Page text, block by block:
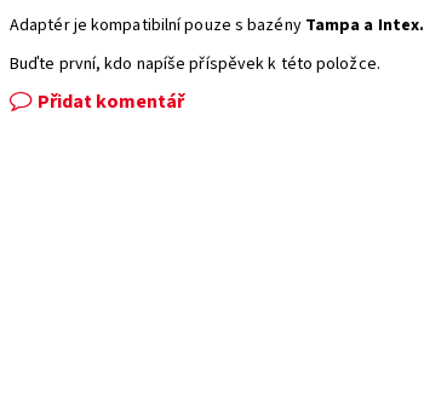
Adaptér je kompatibilní pouze s bazény Tampa a Intex.
Buďte první, kdo napíše příspěvek k této položce.
Přidat komentář